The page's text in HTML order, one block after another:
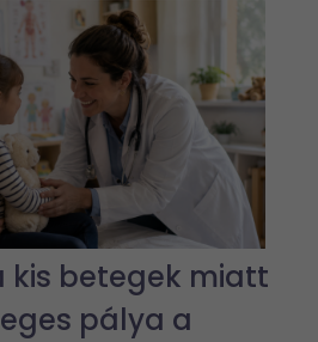
kis betegek miatt
pálya a